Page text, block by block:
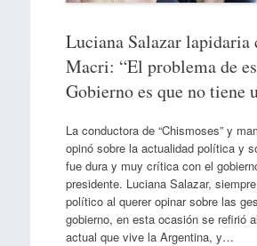
Luciana Salazar lapidaria
Macri: “El problema de
Gobierno es que no tiene
La conductora de “Chismoses” y
opinó sobre la actualidad política y
fue dura y muy crítica con el
presidente. Luciana Salazar,
político al querer opinar sobre las
gobierno, en esta ocasión se refirió
actual que vive la Argentina, y…